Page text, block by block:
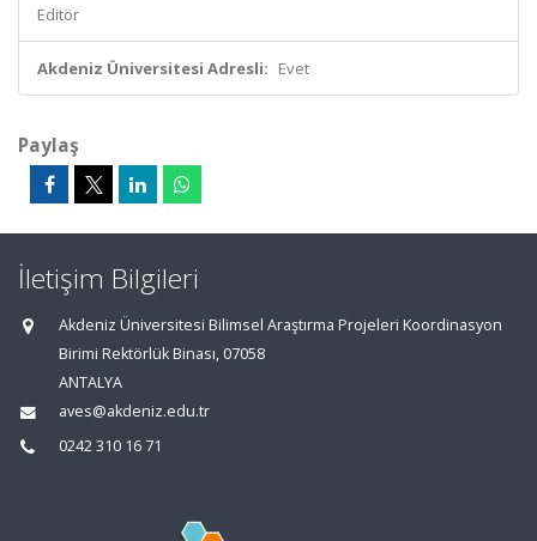
Editör
Akdeniz Üniversitesi Adresli: Evet
Paylaş
İletişim Bilgileri
Akdeniz Üniversitesi Bilimsel Araştırma Projeleri Koordinasyon
Birimi Rektörlük Binası, 07058
ANTALYA
aves@akdeniz.edu.tr
0242 310 16 71